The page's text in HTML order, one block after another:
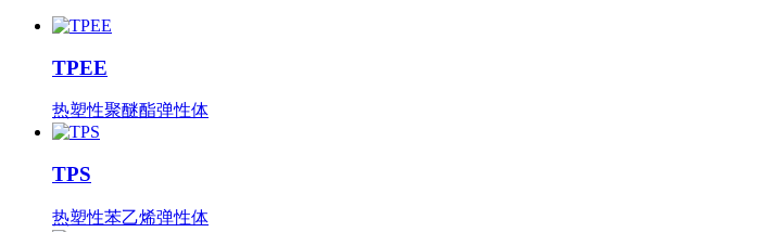
TPEE
热塑性聚醚酯弹性体
TPS
热塑性苯乙烯弹性体